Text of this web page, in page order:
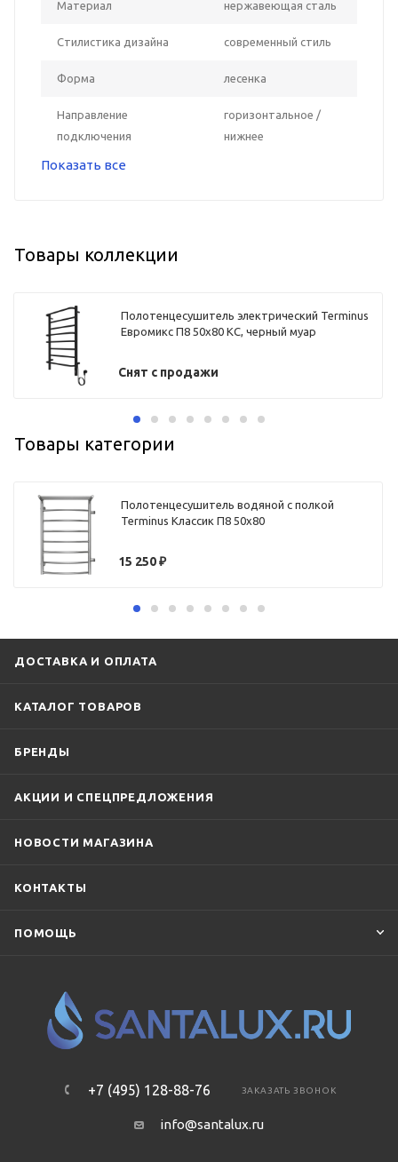
Материал нержавеющая сталь
Стилистика дизайна современный стиль
Форма лесенка
Направление
подключения
горизонтальное /
нижнее
Показать все
Товары коллекции
Полотенцесушитель электрический Terminus
Евромикс П8 50х80 КС, черный муар
Снят с продажи
Товары категории
Полотенцесушитель водяной с полкой
Terminus Классик П8 50х80
15 250₽
ДОСТАВКА И ОПЛАТА
КАТАЛОГ ТОВАРОВ
БРЕНДЫ
АКЦИИ И СПЕЦПРЕДЛОЖЕНИЯ
НОВОСТИ МАГАЗИНА
КОНТАКТЫ
ПОМОЩЬ
+7 (495) 128-88-76 ЗАКАЗАТЬ ЗВОНОК
info@santalux.ru